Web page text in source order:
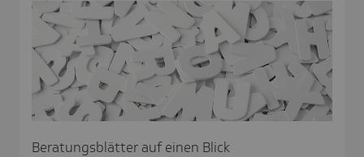
Beratungsblätter auf einen Blick